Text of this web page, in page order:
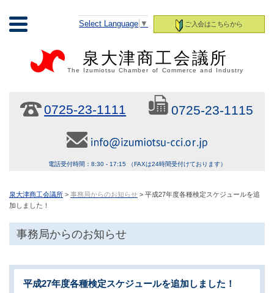
ご入会はこちらから
Select Language ▼
泉大津商工会議所
The Izumiotsu Chamber of Commerce and Industry
0725-23-1111 0725-23-1115
電話受付時間：8:30 - 17:15 （FAXは24時間受付けております）
泉大津商工会議所 > 事務局からのお知らせ > 平成27年度各種検定スケジュールを追
加しました！
事務局からのお知らせ
平成27年度各種検定スケジュールを追加しました！